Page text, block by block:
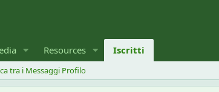
Resources Iscritti
tra i Messaggi Profilo